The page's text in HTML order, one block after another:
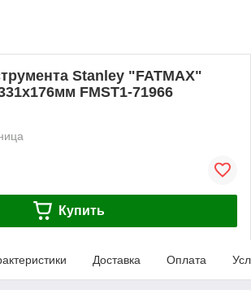
Stanley "FATMAX"
FMST1-71966
Купить
Доставка Оплата